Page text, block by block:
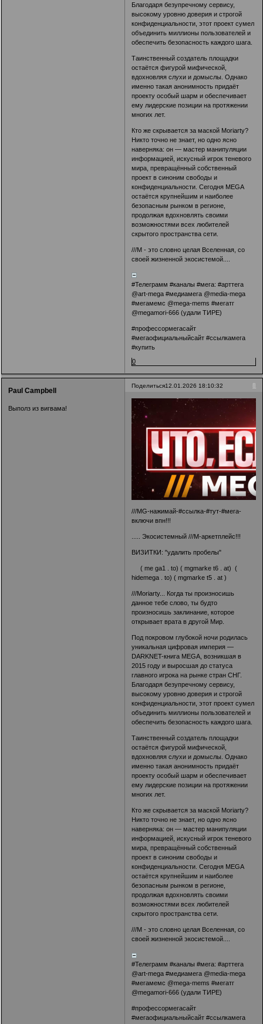
Благодаря безупречному сервису,
высокому уровню доверия и строгой
конфиденциальности, этот проект сумел
объединить миллионы пользователей и
обеспечить безопасность каждого шага.
Таинственный создатель площадки
остаётся фигурой мифической,
вдохновляя слухи и домыслы. Однако
именно такая анонимность придаёт
проекту особый шарм и обеспечивает
ему лидерские позиции на протяжении
многих лет.
Кто же скрывается за маской Moriarty?
Никто точно не знает, но одно ясно
наверняка: он — мастер манипуляции
информацией, искусный игрок теневого
мира, превращённый собственный
проект в синоним свободы и
конфиденциальности. Сегодня MEGA
остаётся крупнейшим и наиболее
безопасным рынком в регионе,
продолжая вдохновлять своими
возможностями всех любителей
скрытого пространства сети.
///M - это словно целая Вселенная, со
своей жизненной экосистемой....
#Телеграмм #каналы #мега: #арттега
@art-mega #медиамега @media-mega
#мегамемс @mega-mems #мегатг
@megamori-666 (удали ТИРЕ)
#профессормегасайт
#мегаофициальныйсайт #ссылкамега
#купить
0
Поделиться 8
12.01.2026 18:10:32
Paul Campbell
Выполз из вигвама!
///MG-нажимай-#ссылка-#тут-#мега-
включи впн!!!
..... Экосистемный ///M-аркетплейс!!!
ВИЗИТКИ: "удалить пробелы"
( me ga1 . to) ( mgmarke t6 . at) (
hidemega . to) ( mgmarke t5 . at )
///Moriarty... Когда ты произносишь
данное тебе слово, ты будто
произносишь заклинание, которое
открывает врата в другой Мир.
Под покровом глубокой ночи родилась
уникальная цифровая империя —
DARKNET-книга MEGA, возникшая в
2015 году и выросшая до статуса
главного игрока на рынке стран СНГ.
Благодаря безупречному сервису,
высокому уровню доверия и строгой
конфиденциальности, этот проект сумел
объединить миллионы пользователей и
обеспечить безопасность каждого шага.
Таинственный создатель площадки
остаётся фигурой мифической,
вдохновляя слухи и домыслы. Однако
именно такая анонимность придаёт
проекту особый шарм и обеспечивает
ему лидерские позиции на протяжении
многих лет.
Кто же скрывается за маской Moriarty?
Никто точно не знает, но одно ясно
наверняка: он — мастер манипуляции
информацией, искусный игрок теневого
мира, превращённый собственный
проект в синоним свободы и
конфиденциальности. Сегодня MEGA
остаётся крупнейшим и наиболее
безопасным рынком в регионе,
продолжая вдохновлять своими
возможностями всех любителей
скрытого пространства сети.
///M - это словно целая Вселенная, со
своей жизненной экосистемой....
#Телеграмм #каналы #мега: #арттега
@art-mega #медиамега @media-mega
#мегамемс @mega-mems #мегатг
@megamori-666 (удали ТИРЕ)
#профессормегасайт
#мегаофициальныйсайт #ссылкамега